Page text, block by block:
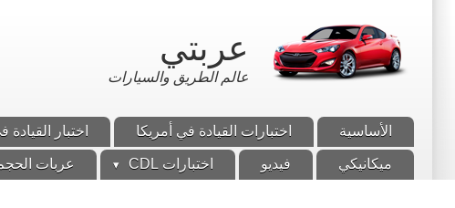
عربتي
عالم الطريق والسيارات
الأساسية اختبارات القيادة في أمريكا اختبار القيادة
ميكانيكي فيديو اختبارات CDL عربات الحجم